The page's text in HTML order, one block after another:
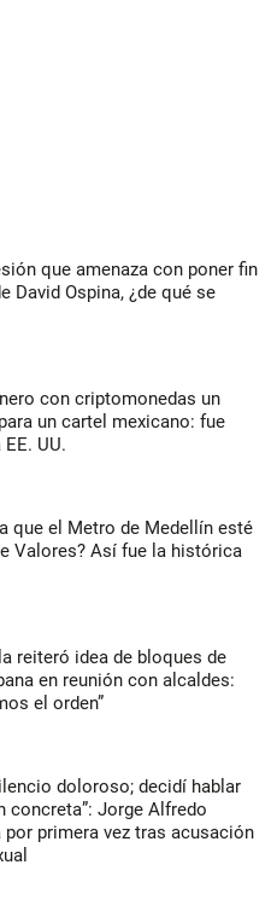
que amenaza con poner fin
David Ospina, ¿de qué se
con criptomonedas un
un cartel mexicano: fue
UU.
que el Metro de Medellín esté
Valores? Así fue la histórica
reiteró idea de bloques de
en reunión con alcaldes:
el orden”
doloroso; decidí hablar
concreta”: Jorge Alfredo
por primera vez tras acusación